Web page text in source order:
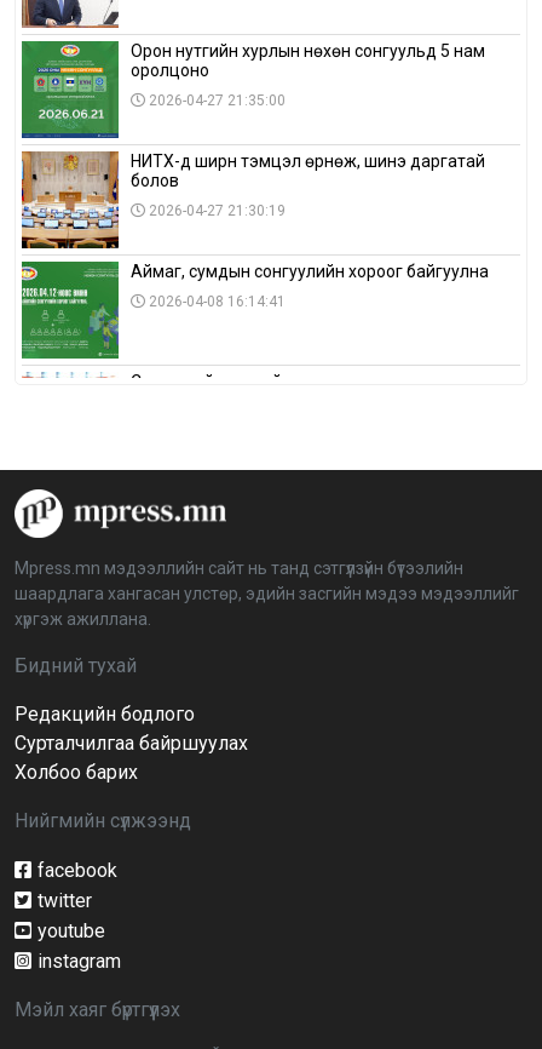
Орон нутгийн хурлын нөхөн сонгуульд 5 нам
оролцоно
2026-04-27 21:35:00
НИТХ-д ширүүн тэмцэл өрнөж, шинэ даргатай
болов
2026-04-27 21:30:19
Аймаг, сумдын сонгуулийн хороог байгуулна
2026-04-08 16:14:41
Сонгуулийн хуулийн зөрчил, шалгах,
аймагт үргэлжилж байна
BTS-ийн тоглолтыг Netflix дэлхий даяар шууд
дамжуулна
Иргэдийн төлөөлөгчдийн хурлын 2026 оны
нөхөн сонгууль 6 дугаар сарын 21-нд болно
Д.Тэгшбаяр: НҮБ-ын тогтоол санаачилж,
Улс төрийн намуудын 2025 оны тайлан олон
Mpress.mn мэдээллийн сайт нь танд сэтгүүлзүйн бүтээлийн
шаардлага хангасан улстөр, эдийн засгийн мэдээ мэдээллийг
хүргэж ажиллана.
Бидний тухай
Редакцийн бодлого
Сурталчилгаа байршуулах
Холбоо барих
Нийгмийн сүлжээнд
facebook
twitter
youtube
instagram
Мэйл хаяг бүртгүүлэх